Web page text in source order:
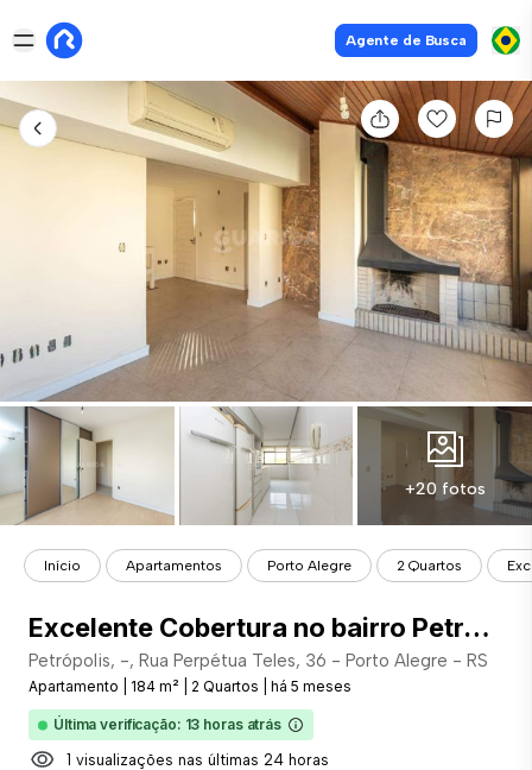
Agente de Busca
+20 fotos
Início Apartamentos Porto Alegre 2 Quartos
Excelente Cobertura no bairro Petrópolis - COD: 22946
Petrópolis, -, Rua Perpétua Teles, 36 - Porto Alegre - RS
Apartamento 184 m² 2 Quartos há 5 meses
Última verificação: 13 horas atrás
1 visualizações nas últimas 24 horas